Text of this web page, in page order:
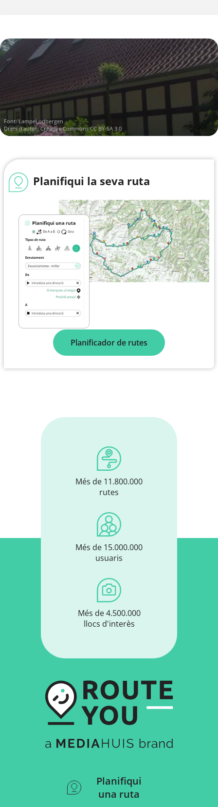
Font:LampeLodbergen
Drets d'autor:Creative Commons CC BY-SA 3.0
Planifiqui la seva ruta
Planificador de rutes
Més de 11.800.000
rutes
Més de 15.000.000
usuaris
Més de 4.500.000
llocs d'interès
Planifiqui
una ruta